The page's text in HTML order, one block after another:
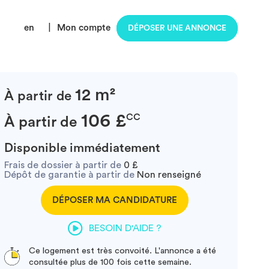
en Mon compte DÉPOSER UNE ANNONCE
À partir de 12 m²
À partir de 106 £CC
Disponible immédiatement
Frais de dossier à partir de 0 £
Dépôt de garantie à partir deNon renseigné
DÉPOSER MA CANDIDATURE
BESOIN D'AIDE ?
Ce logement est très convoité. L'annonce a été
consultée plus de 100 fois cette semaine.